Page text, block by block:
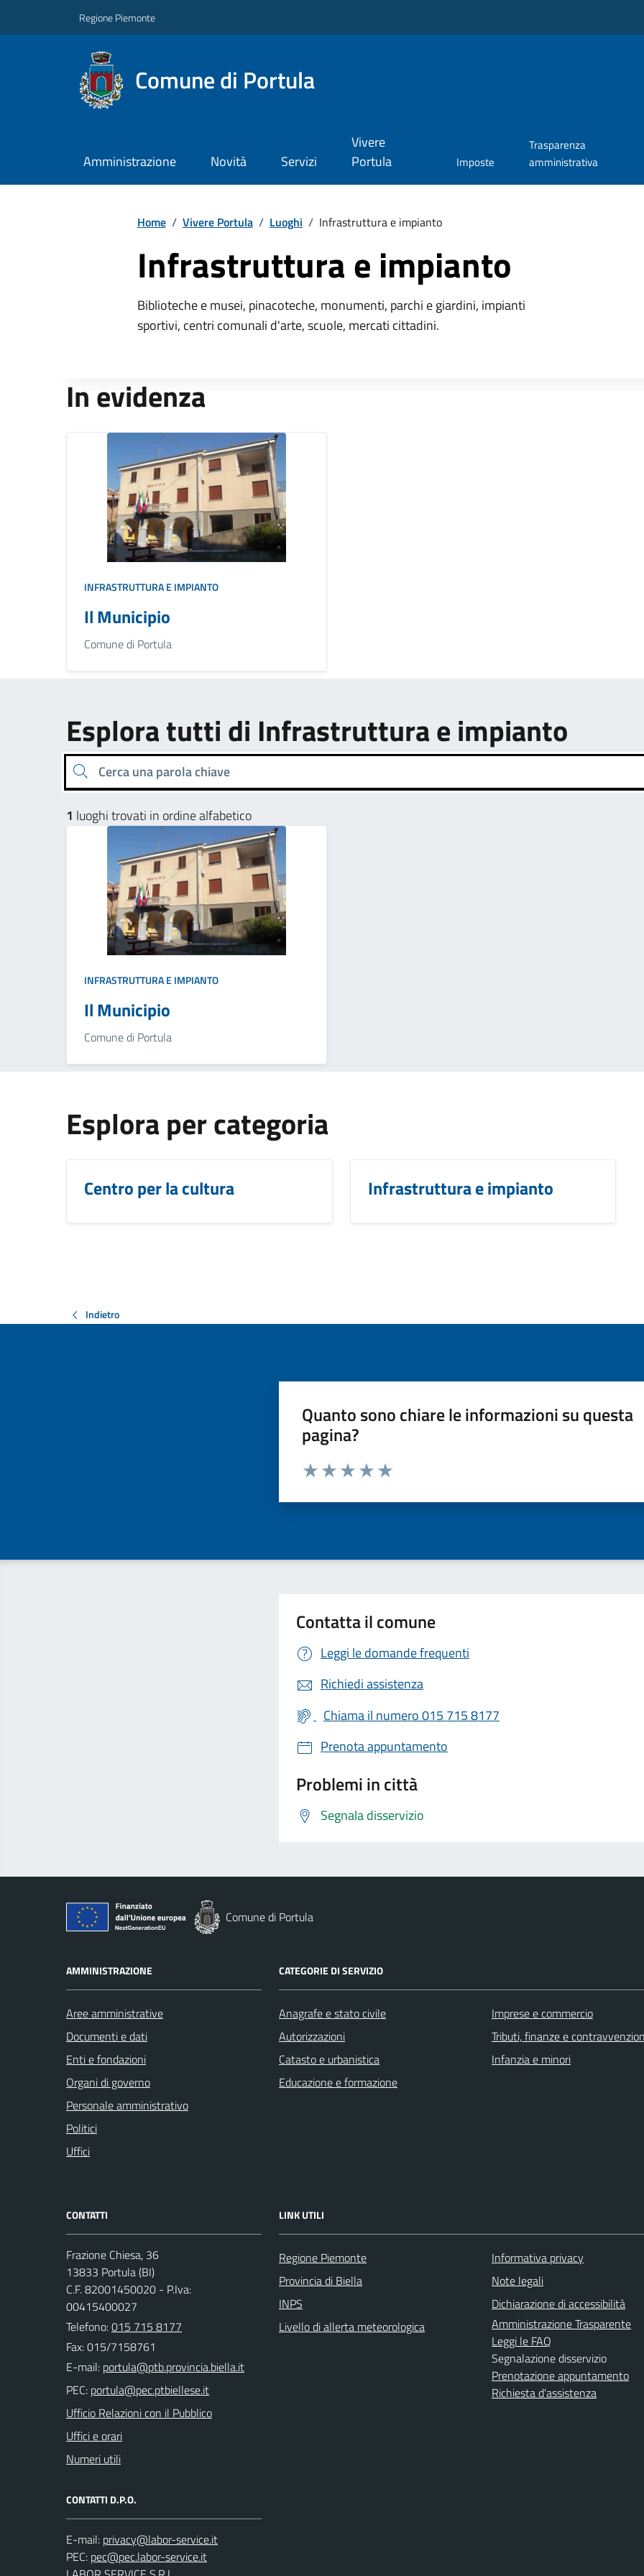
Regione Piemonte
Comune di Portula
Amministrazione Novità Servizi
Vivere
Portula
Imposte
Trasparenza
amministrativa
Home / Vivere Portula / Luoghi / Infrastruttura e impianto
Infrastruttura e impianto
Biblioteche e musei, pinacoteche, monumenti, parchi e giardini, impianti
sportivi, centri comunali d'arte, scuole, mercati cittadini.
In evidenza
INFRASTRUTTURA E IMPIANTO
Il Municipio
Comune di Portula
Esplora tutti di Infrastruttura e impianto
Cerca una parola chiave
1 luoghi trovati in ordine alfabetico
INFRASTRUTTURA E IMPIANTO
Il Municipio
Comune di Portula
Esplora per categoria
Centro per la cultura Infrastruttura e impianto
Indietro
Quanto sono chiare le informazioni su questa
pagina?
Valuta da 1 a 5 stelle la pagina
Contatta il comune
Leggi le domande frequenti
Richiedi assistenza
Chiama il numero 015 715 8177
Prenota appuntamento
Problemi in città
Segnala disservizio
Comune di Portula
AMMINISTRAZIONE
Aree amministrative
Documenti e dati
Enti e fondazioni
Organi di governo
Personale amministrativo
Politici
Uffici
CATEGORIE DI SERVIZIO
Anagrafe e stato civile
Autorizzazioni
Catasto e urbanistica
Educazione e formazione
Imprese e commercio
Tributi, finanze e
Infanzia e minori
CONTATTI
Frazione Chiesa, 36
13833 Portula (BI)
C.F. 82001450020 - P.Iva:
00415400027
Telefono:015 715 8177
Fax: 015/7158761
E-mail:
PEC:
Ufficio Relazioni con il Pubblico
Uffici e orari
Numeri utili
CONTATTI D.P.O.
E-mail:
PEC:
LINK UTILI
Regione Piemonte
Provincia di Biella
INPS
Livello di allerta meteorologica
Informativa privacy
Note legali
Dichiarazione di accessibilità
Amministrazione Trasparente
Leggi le FAQ
Segnalazione disservizio
Prenotazione appuntamento
Richiesta d'assistenza